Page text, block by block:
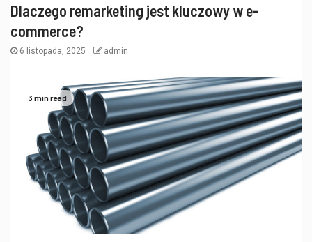
Dlaczego remarketing jest kluczowy w e-
commerce?
6 listopada, 2025 admin
3 min read